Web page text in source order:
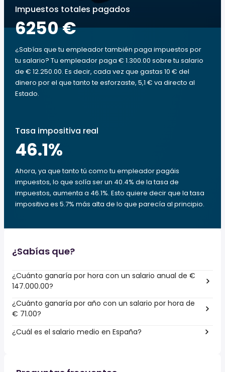
Impuestos totales pagados
6250 €
¿Sabías que tu empleador también paga impuestos por
tu salario? Tu empleador paga € 1.300.00 sobre tu salario
de € 12.250.00. Es decir, cada vez que gastas 10 € del
dinero por el que tanto te esforzaste, 5,1 € va directo al
Estado.
Tasa impositiva real
46.1%
Ahora, ya que tanto tú como tu empleador pagáis
impuestos, lo que solía ser un 40.4% de la tasa de
impuestos, aumenta a 46.1%. Esto quiere decir que la tasa
impositiva es 5.7% más alta de lo que parecía al principio.
¿Sabías que?
¿Cuánto ganaría por hora con un salario anual de €
147.000.00?
¿Cuánto ganaría por año con un salario por hora de
€ 71.00?
¿Cuál es el salario medio en España?